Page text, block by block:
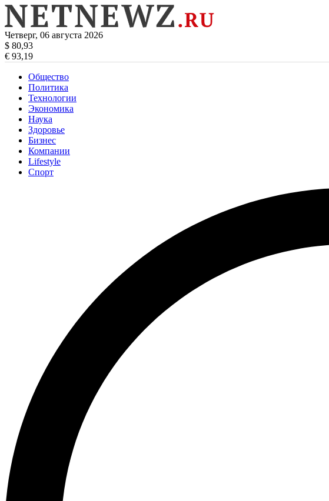
Четверг, 06 августа 2026
$ 80,93
€ 93,19
Общество
Политика
Технологии
Экономика
Наука
Здоровье
Бизнес
Компании
Lifestyle
Спорт